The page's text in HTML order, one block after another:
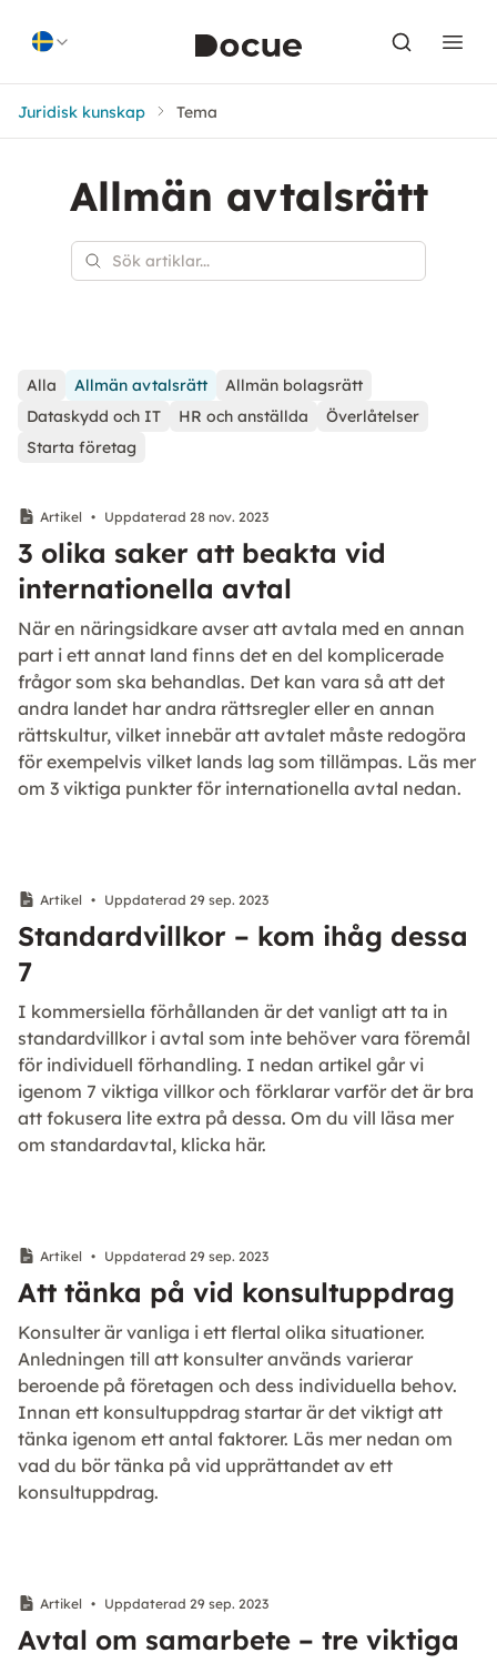
Juridisk kunskap Tema
Allmän avtalsrätt
Alla Allmän avtalsrätt
Allmän bolagsrätt
Dataskydd och IT
HR och anställda
Överlåtelser
Starta företag
Artikel • Uppdaterad 28 nov. 2023
3 olika saker att beakta vid
internationella avtal
När en näringsidkare avser att avtala med en annan
part i ett annat land finns det en del komplicerade
frågor som ska behandlas. Det kan vara så att det
andra landet har andra rättsregler eller en annan
rättskultur, vilket innebär att avtalet måste redogöra
för exempelvis vilket lands lag som tillämpas. Läs mer
om 3 viktiga punkter för internationella avtal nedan.
Artikel • Uppdaterad 29 sep. 2023
Standardvillkor – kom ihåg dessa
7
I kommersiella förhållanden är det vanligt att ta in
standardvillkor i avtal som inte behöver vara föremål
för individuell förhandling. I nedan artikel går vi
igenom 7 viktiga villkor och förklarar varför det är bra
att fokusera lite extra på dessa. Om du vill läsa mer
om standardavtal, klicka här.
Artikel • Uppdaterad 29 sep. 2023
Att tänka på vid konsultuppdrag
Konsulter är vanliga i ett flertal olika situationer.
Anledningen till att konsulter används varierar
beroende på företagen och dess individuella behov.
Innan ett konsultuppdrag startar är det viktigt att
tänka igenom ett antal faktorer. Läs mer nedan om
vad du bör tänka på vid upprättandet av ett
konsultuppdrag.
Artikel • Uppdaterad 29 sep. 2023
Avtal om samarbete – tre viktiga